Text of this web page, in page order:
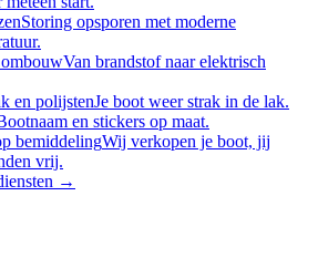
Storing opsporen met moderne
Van brandstof naar elektrisch
en polijstenJe boot weer strak in de lak.
en stickers op maat.
bemiddelingWij verkopen je boot, jij
vrij.
→